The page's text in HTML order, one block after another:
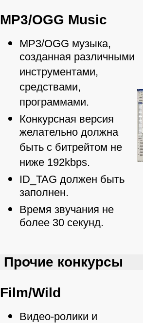
MP3/OGG Music
MP3/OGG музыка,
созданная различными
инструментами,
средствами,
программами.
Конкурсная версия
желательно должна
быть с битрейтом не
ниже 192kbps.
ID_TAG должен быть
заполнен.
Время звучания не
более 30 секунд.
Прочие конкурсы
Film/Wild
Видео-ролики и